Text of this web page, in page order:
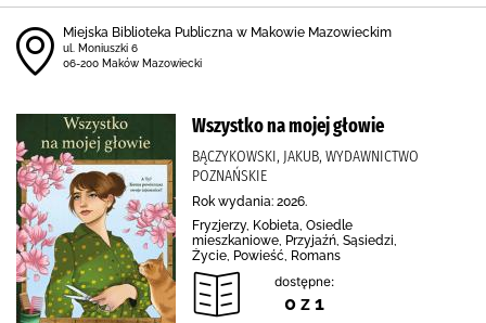
Miejska Biblioteka Publiczna w Makowie Mazowieckim
ul. Moniuszki 6
06-200 Maków Mazowiecki
Wszystko na mojej głowie
BĄCZYKOWSKI, JAKUB, WYDAWNICTWO
POZNAŃSKIE
Rok wydania: 2026.
Fryzjerzy, Kobieta, Osiedle
mieszkaniowe, Przyjaźń, Sąsiedzi,
Życie, Powieść, Romans
dostępne:
0 z 1